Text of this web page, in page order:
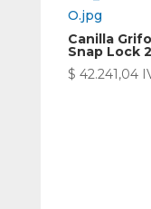
Canilla
Snap Lock
$ 42.241,04